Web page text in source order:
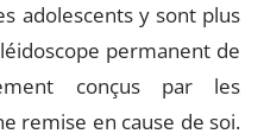
adolescents y sont plus
permanent de
conçus par les
remise en cause de soi.